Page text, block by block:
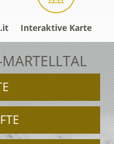
Interaktive Karte